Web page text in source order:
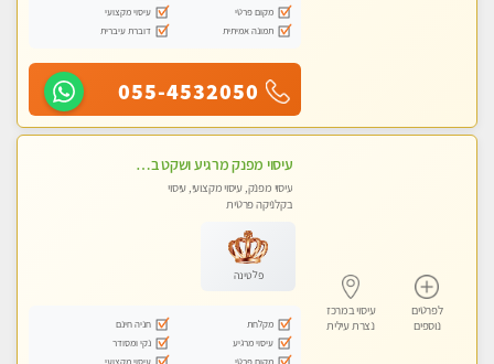
מקום פרטי
עיסוי מקצועי
תמונה אמיתית
דוברת עיברית
055-4532050
לפרטים
נוספים
עיסוי במרכז
נצרת עילית
עיסוי מפנק מרגיע ושקט במקום מדהים עיסוי מושקע מאוד לכל שרירי הגוף...מומלץ!! פרטי !!+ לזוגות
עיסוי מפנק, עיסוי מקצועי, עיסוי
בקלניקה פרטית
פלטינה
מקלחת
חניה חינם
עיסוי מרגיע
נקי ומסודר
מקום פרטי
עיסוי מקצועי